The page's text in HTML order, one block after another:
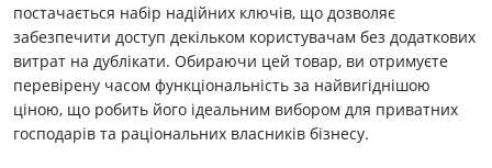
постачається набір надійних ключів, що дозволяє
забезпечити доступ декільком користувачам без додаткових
витрат на дублікати. Обираючи цей товар, ви отримуєте
перевірену часом функціональність за найвигіднішою
ціною, що робить його ідеальним вибором для приватних
господарів та раціональних власників бізнесу.